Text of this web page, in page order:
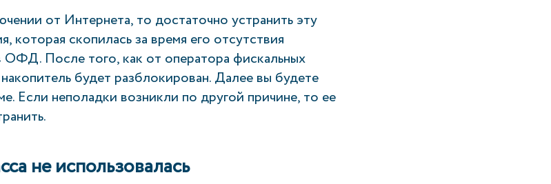
от Интернета, то достаточно устранить эту
которая скопилась за время его отсутствия
ОФД. После того, как от оператора фискальных
будет разблокирован. Далее вы будете
Если неполадки возникли по другой причине, то ее
не использовалась